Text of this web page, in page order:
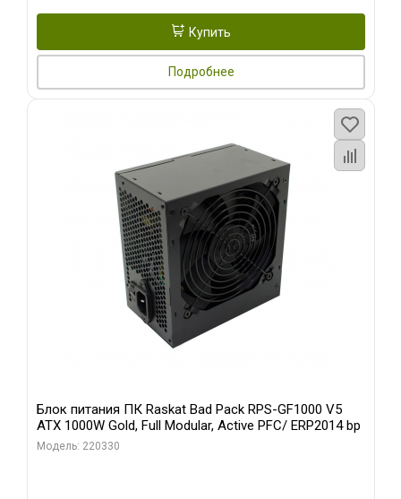
Купить
Подробнее
Блок питания ПК Raskat Bad Pack RPS-GF1000 V5
ATX 1000W Gold, Full Modular, Active PFC/ ERP2014 bp
Модель: 220330